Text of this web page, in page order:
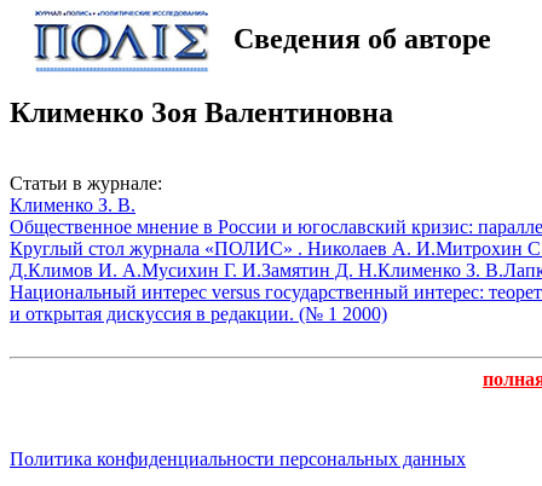
Сведения об авторе
Клименко Зоя Валентиновна
Статьи в журнале:
Клименко З. В.
Общественное мнение в России и югославский кризис:
Круглый стол журнала «ПОЛИС» . Николаев А. И.Митрохин
Д.Климов И. А.Мусихин Г. И.Замятин Д. Н.Клименко З. В.
Национальный интерес versus государственный интерес:
и открытая дискуссия в редакции. (№ 1 2000)
Политика конфиденциальности персональных данных